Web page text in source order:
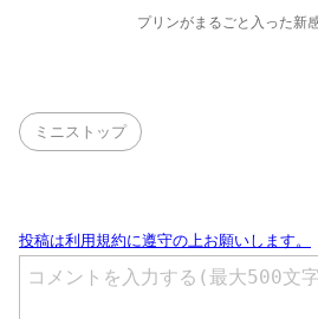
プリンがまるごと入った新
ミニストップ